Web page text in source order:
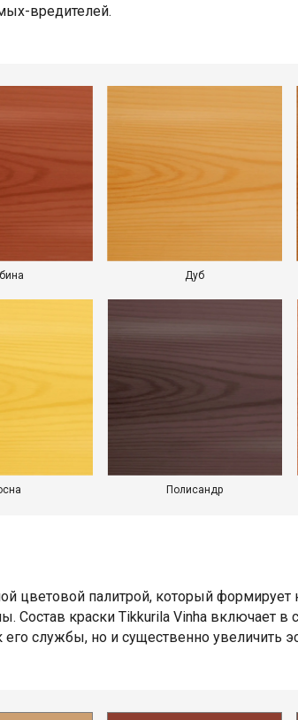
вредителей.
Дуб
Полисандр
цветовой палитрой, который формирует
Состав краски Tikkurila Vinha включает
службы, но и существенно увеличить